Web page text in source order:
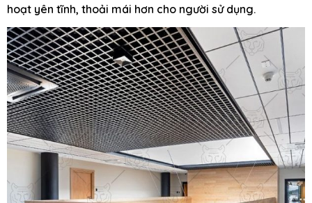
hoạt yên tĩnh, thoải mái hơn cho người sử dụng.